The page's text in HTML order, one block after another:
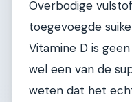
Overbodige
toegevoegde
Vitamine D is
wel een van de
weten dat het